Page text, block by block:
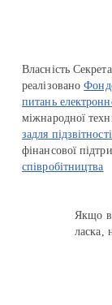
Власність
реалізовано
питань
міжнародної
задля
фінансової
співробітництва
Якщо
ласка,